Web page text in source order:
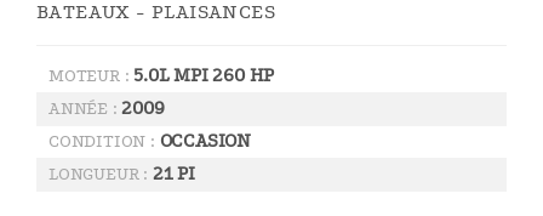
BATEAUX - PLAISANCES
MOTEUR : 5.0L MPI 260 HP
ANNÉE :2009
CONDITION : OCCASION
LONGUEUR : 21 PI